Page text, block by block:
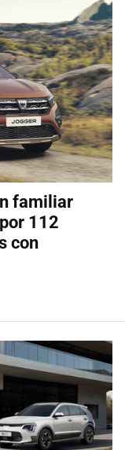
familiar
112
con